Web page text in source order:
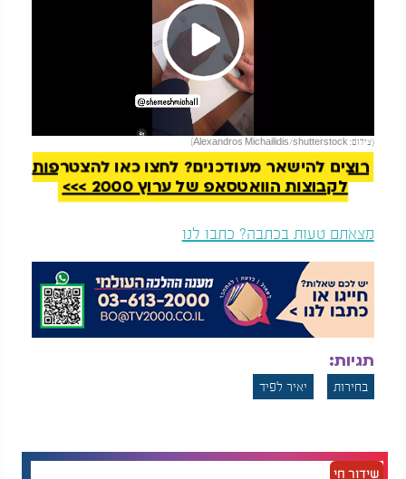
Play
Video
(צילום: Alexandros Michailidis/shutterstock)
להמשך קריאה
רוצים להישאר מעודכנים? לחצו כאן להצטרפות
לקבוצות הוואטסאפ של ערוץ 2000 >>>
מצאתם טעות בכתבה? כתבו לנו
תגיות:
בחירות יאיר לפיד
שידור חי